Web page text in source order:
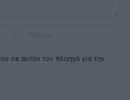
σε αυτόν τον πλοηγό για την